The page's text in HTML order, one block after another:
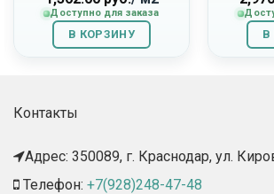
Доступно для заказа
В КОРЗИНУ В
Контакты
Адрес: 350089, г. Краснодар, ул.
Телефон: +7(928)248-47-48